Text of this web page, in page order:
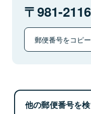
981-2116
郵便番号をコピ
他の郵便番号を